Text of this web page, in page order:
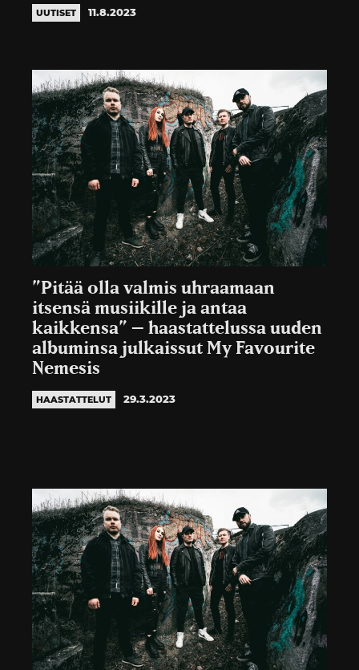
UUTISET 11.8.2023
”Pitää olla valmis uhraamaan
itsensä musiikille ja antaa
kaikkensa” – haastattelussa uuden
albuminsa julkaissut My Favourite
Nemesis
HAASTATTELUT 29.3.2023